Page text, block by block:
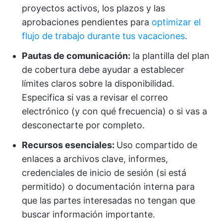
proyectos activos, los plazos y las
aprobaciones pendientes para optimizar el
flujo de trabajo durante tus vacaciones.
Pautas de comunicación: la plantilla del plan
de cobertura debe ayudar a establecer
límites claros sobre la disponibilidad.
Especifica si vas a revisar el correo
electrónico (y con qué frecuencia) o si vas a
desconectarte por completo.
Recursos esenciales: Uso compartido de
enlaces a archivos clave, informes,
credenciales de inicio de sesión (si está
permitido) o documentación interna para
que las partes interesadas no tengan que
buscar información importante.